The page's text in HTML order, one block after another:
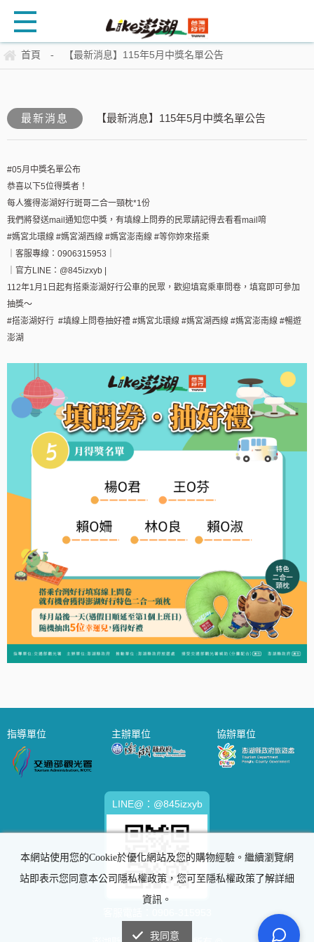
首頁 - 【最新消息】115年5月中獎名單公告
最新消息 【最新消息】115年5月中獎名單公告
#05月中獎名單公布
恭喜以下5位得獎者！
每人獲得澎湖好行斑哥二合一頸枕*1份
我們將發送mail通知您中獎，有填線上問券的民眾請記得去看看mail唷
#媽宮北環線 #媽宮湖西線 #媽宮澎南線 #等你妳來搭乘
｜客服專線：0906315953｜
｜官方LINE：@845izxyb |
112年1月1日起有搭乘澎湖好行公車的民眾，歡迎填寫乘車問卷，填寫即可參加
抽獎～
#搭澎湖好行 #填線上問卷抽好禮 #媽宮北環線 #媽宮湖西線 #媽宮澎南線 #暢遊
澎湖
指導單位 主辦單位 協辦單位
LINE@：@845izxyb
本網站使用您的Cookie於優化網站及您的購物經驗。繼續瀏覽網
站即表示您同意本公司隱私權政策，您可至隱私權政策了解詳細
資訊。
我同意